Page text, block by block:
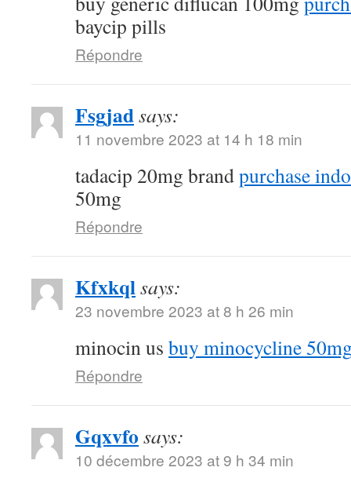
baycip pills
Répondre
Fsgjadsays:
11 novembre 2023 at 14 h 18 min
tadacip 20mg brandpurchase
50mg
Répondre
Kfxkqlsays:
23 novembre 2023 at 8 h 26 min
minocin us buy minocycline
Répondre
Gqxvfo says:
10 décembre 2023 at 9 h 34 min